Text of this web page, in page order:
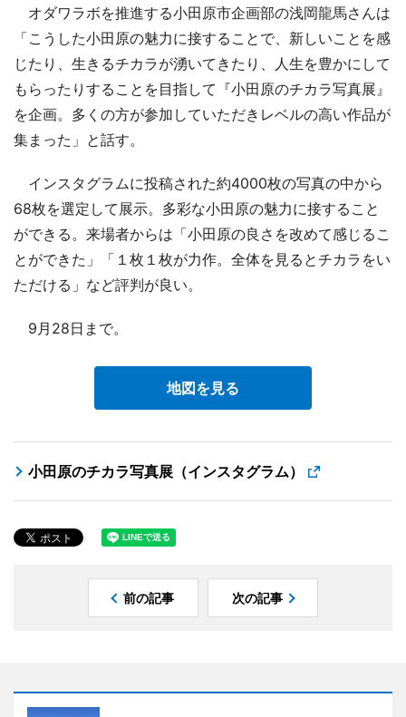
オダワラボを推進する小田原市企画部の浅岡龍馬さんは
「こうした小田原の魅力に接することで、新しいことを感
じたり、生きるチカラが湧いてきたり、人生を豊かにして
もらったりすることを目指して『小田原のチカラ写真展』
を企画。多くの方が参加していただきレベルの高い作品が
集まった」と話す。
インスタグラムに投稿された約4000枚の写真の中から
68枚を選定して展示。多彩な小田原の魅力に接すること
ができる。来場者からは「小田原の良さを改めて感じるこ
とができた」「１枚１枚が力作。全体を見るとチカラをい
ただける」など評判が良い。
9月28日まで。
地図を見る
小田原のチカラ写真展（インスタグラム）
前の記事 次の記事